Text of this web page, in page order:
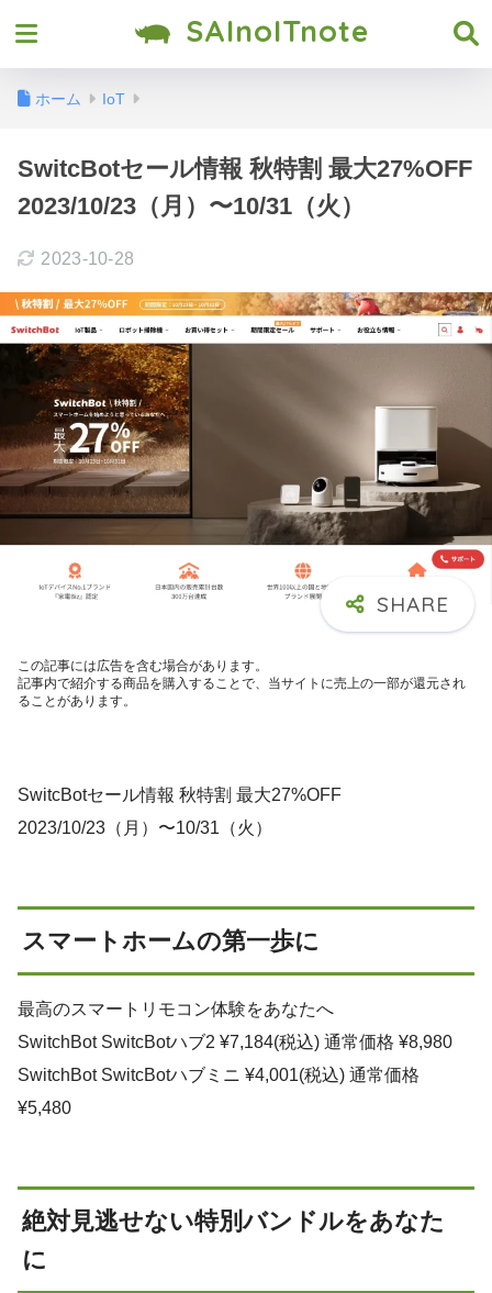
SAInoITnote
ホーム IoT
SwitcBotセール情報 秋特割 最大27%OFF
2023/10/23（月）〜10/31（火）
2023-10-28
この記事には広告を含む場合があります。
記事内で紹介する商品を購入することで、当サイトに売上の一部が還元され
ることがあります。
SwitcBotセール情報 秋特割 最大27%OFF
2023/10/23（月）〜10/31（火）
スマートホームの第一歩に
最高のスマートリモコン体験をあなたへ
SwitchBot SwitcBotハブ2 ¥7,184(税込) 通常価格 ¥8,980
SwitchBot SwitcBotハブミニ ¥4,001(税込) 通常価格
¥5,480
絶対見逃せない特別バンドルをあなた
に